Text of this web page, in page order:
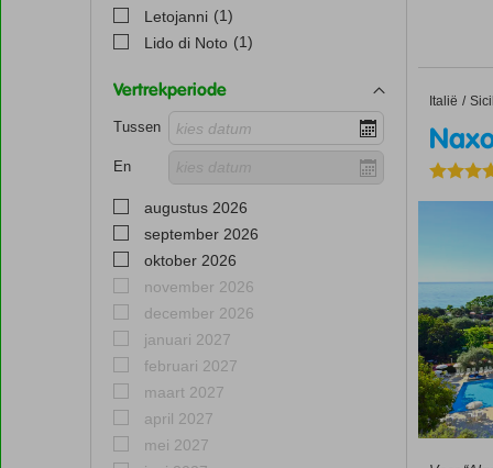
Letojanni (1)
Lido di Noto (1)
Vertrekperiode
Tussen
En
augustus 2026
september 2026
oktober 2026
november 2026
december 2026
januari 2027
februari 2027
maart 2027
april 2027
mei 2027
Home
Italië
Naxos